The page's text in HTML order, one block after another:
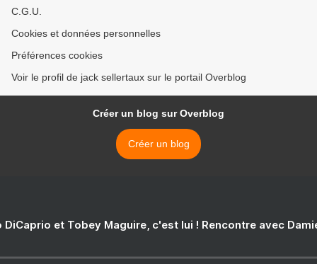
C.G.U.
Cookies et données personnelles
Préférences cookies
Voir le profil de jack sellertaux sur le portail Overblog
Créer un blog sur Overblog
Créer un blog
DiCaprio et Tobey Maguire, c'est lui ! Rencontre avec